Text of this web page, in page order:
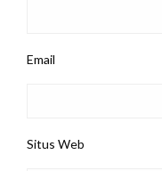
Email
Situs Web